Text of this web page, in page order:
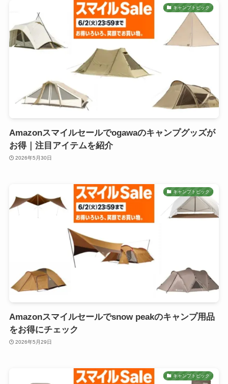
キャンプトピック
Amazonスマイルセールでogawaのキャンプグッズが
お得｜注目アイテムを紹介
2026年5月30日
キャンプトピック
Amazonスマイルセールでsnow peakのキャンプ用品
をお得にチェック
2026年5月29日
キャンプトピック